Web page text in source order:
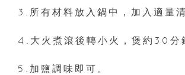
3.所有材料放入鍋中，加入適量清
4.大火煮滾後轉小火，煲約30分
5.加鹽調味即可。